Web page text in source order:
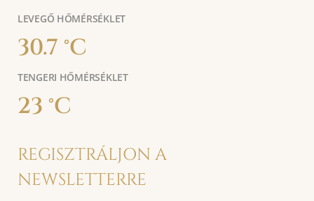
LEVEGŐ HŐMÉRSÉKLET
30.7 °C
TENGERI HŐMÉRSÉKLET
23 °C
REGISZTRÁLJON A
NEWSLETTERRE